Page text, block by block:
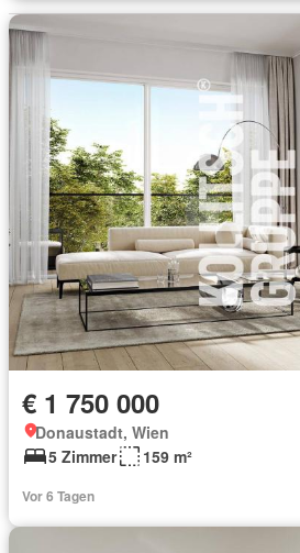
€ 1 750 000
Donaustadt, Wien
5 Zimmer
159 m²
Vor 6 Tagen